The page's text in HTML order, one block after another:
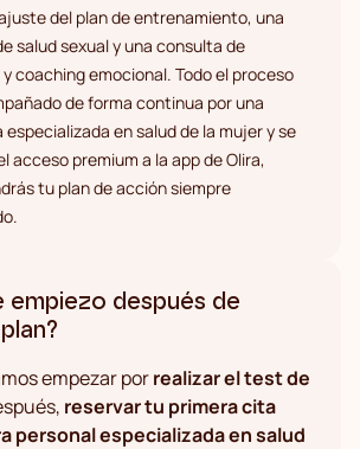
del plan de entrenamiento, una
salud sexual y una consulta de
coaching emocional. Todo el proceso
de forma continua por una
en salud de la mujer y se
acceso premium a la app de Olira,
tu plan de acción siempre
empiezo después de
empezar porrealizar el test de
reservar tu primera cita
personal especializada en salud